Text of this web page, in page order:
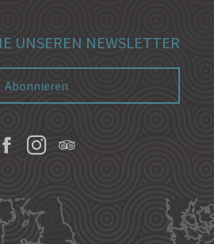
UNSEREN NEWSLETTER
Abonnieren